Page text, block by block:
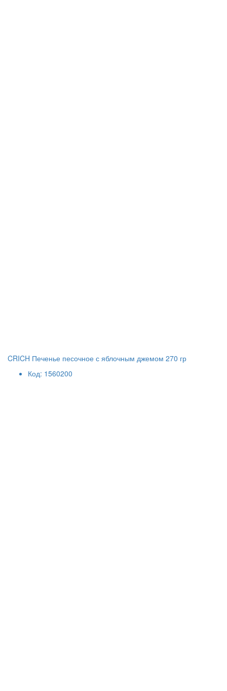
CRICH Печенье песочное с яблочным джемом 270 гр
Код: 1560200